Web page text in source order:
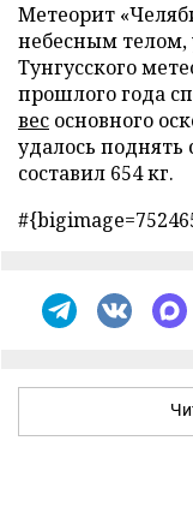
Метеорит
небесным
Тунгусского
прошлого года
вес основного
удалось поднять
составил 654 кг.